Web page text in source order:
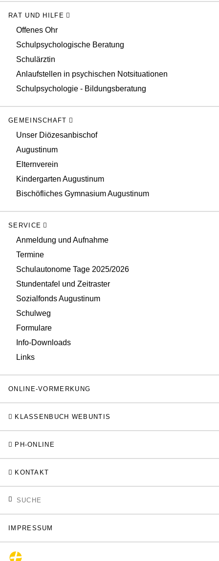
RAT UND HILFE
Offenes Ohr
Schulpsychologische Beratung
Schulärztin
Anlaufstellen in psychischen Notsituationen
Schulpsychologie - Bildungsberatung
GEMEINSCHAFT
Unser Diözesanbischof
Augustinum
Elternverein
Kindergarten Augustinum
Bischöfliches Gymnasium Augustinum
SERVICE
Anmeldung und Aufnahme
Termine
Schulautonome Tage 2025/2026
Stundentafel und Zeitraster
Sozialfonds Augustinum
Schulweg
Formulare
Info-Downloads
Links
ONLINE-VORMERKUNG
KLASSENBUCH WEBUNTIS
PH-ONLINE
KONTAKT
IMPRESSUM